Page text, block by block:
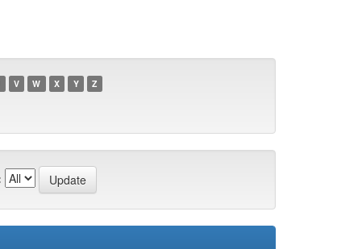
V W X Y Z